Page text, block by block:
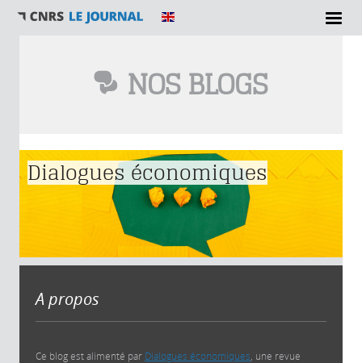
NOS BLOGS
Vous êtes ici
Dialogues économiques
A propos
Ce blog est alimenté par Dialogues économiques , une revue